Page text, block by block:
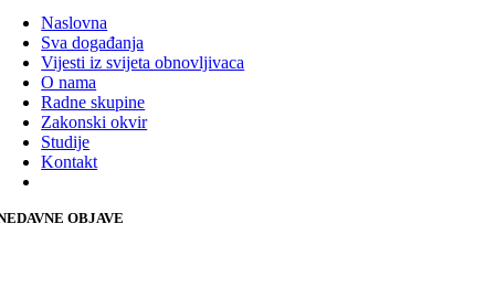
Naslovna
Sva događanja
Vijesti iz svijeta obnovljivaca
O nama
Radne skupine
Zakonski okvir
Studije
Kontakt
OBJAVE